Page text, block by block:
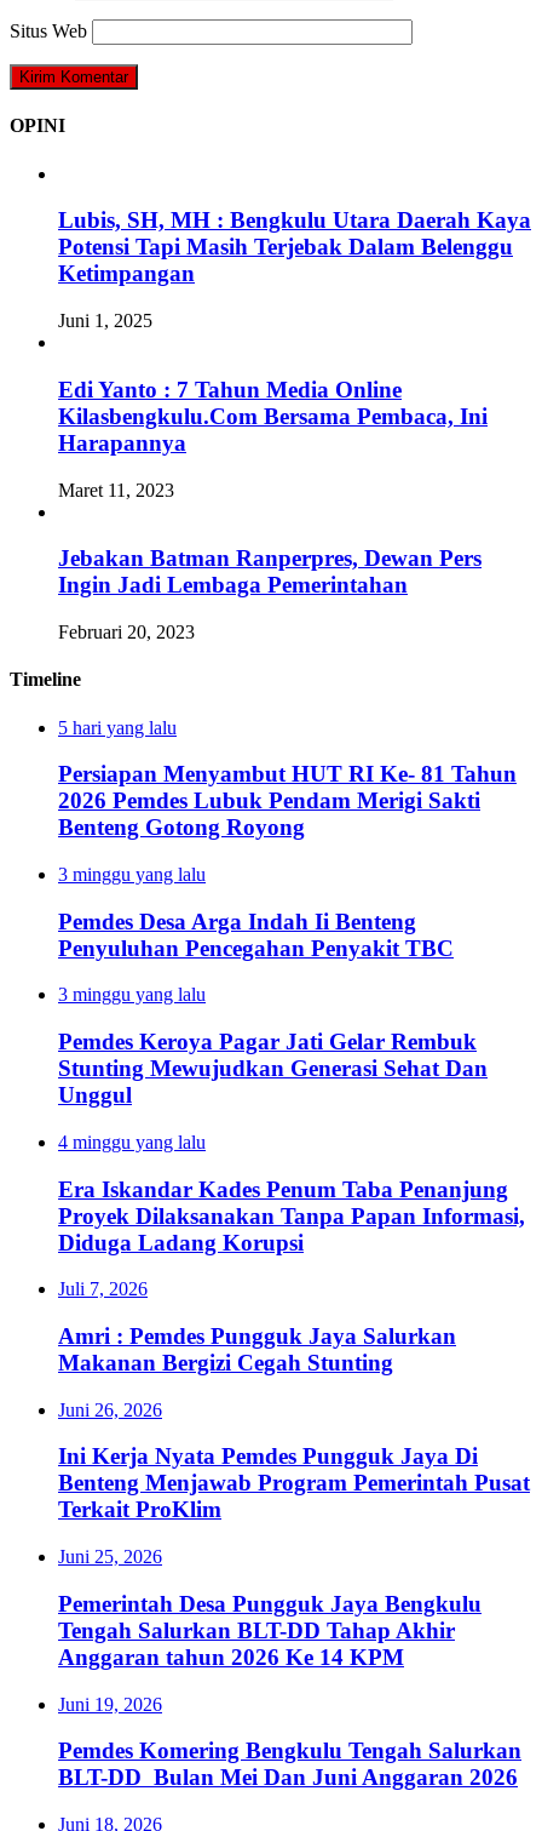
Situs Web
OPINI
Lubis, SH, MH : Bengkulu Utara Daerah Kaya
Potensi Tapi Masih Terjebak Dalam Belenggu
Ketimpangan
Juni 1, 2025
Edi Yanto : 7 Tahun Media Online
Kilasbengkulu.Com Bersama Pembaca, Ini
Harapannya
Maret 11, 2023
Jebakan Batman Ranperpres, Dewan Pers
Ingin Jadi Lembaga Pemerintahan
Februari 20, 2023
Timeline
5 hari yang lalu
Persiapan Menyambut HUT RI Ke- 81 Tahun
2026 Pemdes Lubuk Pendam Merigi Sakti
Benteng Gotong Royong
3 minggu yang lalu
Pemdes Desa Arga Indah Ii Benteng
Penyuluhan Pencegahan Penyakit TBC
3 minggu yang lalu
Pemdes Keroya Pagar Jati Gelar Rembuk
Stunting Mewujudkan Generasi Sehat Dan
Unggul
4 minggu yang lalu
Era Iskandar Kades Penum Taba Penanjung
Proyek Dilaksanakan Tanpa Papan Informasi,
Diduga Ladang Korupsi
Juli 7, 2026
Amri : Pemdes Pungguk Jaya Salurkan
Makanan Bergizi Cegah Stunting
Juni 26, 2026
Ini Kerja Nyata Pemdes Pungguk Jaya Di
Benteng Menjawab Program Pemerintah Pusat
Terkait ProKlim
Juni 25, 2026
Pemerintah Desa Pungguk Jaya Bengkulu
Tengah Salurkan BLT-DD Tahap Akhir
Anggaran tahun 2026 Ke 14 KPM
Juni 19, 2026
Pemdes Komering Bengkulu Tengah Salurkan
BLT-DD Bulan Mei Dan Juni Anggaran 2026
Juni 18, 2026